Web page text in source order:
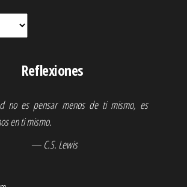
Reflexiones
no es pensar menos de ti mismo, es
en ti mismo.
— C.S. Lewis